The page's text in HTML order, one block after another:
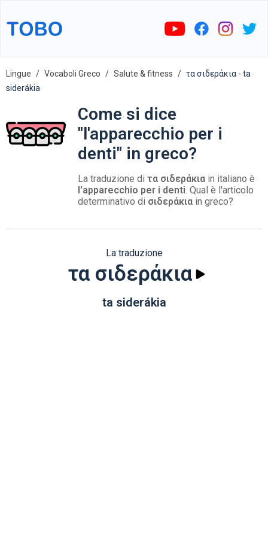
Lingue Vocaboli Greco Salute & fitness
τα σιδεράκια - ta
siderákia
Come si dice
"l'apparecchio per i
denti" in greco?
La traduzione di τα σιδεράκια in italiano è
l'apparecchio per i denti. Qual è l'articolo
determinativo di σιδεράκια in greco?
La traduzione
τα σιδεράκια
ta siderákia